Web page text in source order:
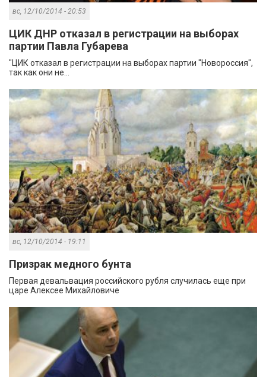
вс, 12/10/2014 - 20:53
ЦИК ДНР отказал в регистрации на выборах
партии Павла Губарева
"ЦИК отказал в регистрации на выборах партии "Новороссия",
так как они не...
вс, 12/10/2014 - 19:11
Призрак медного бунта
Первая девальвация российского рубля случилась еще при
царе Алексее Михайловиче